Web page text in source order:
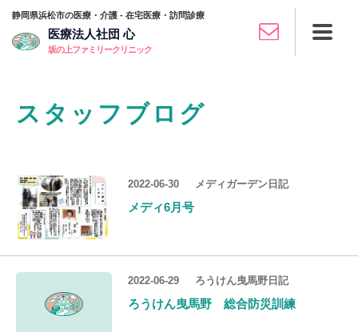
静岡県浜松市の医療・介護 - 在宅医療・訪問診療
医療法人社団 心
坂の上ファミリークリニック
スタッフブログ
2022-06-30 メディガーデン日記
メディ6月号
2022-06-29 ろうけん曳馬野日記
ろうけん曳馬野 総合防災訓練